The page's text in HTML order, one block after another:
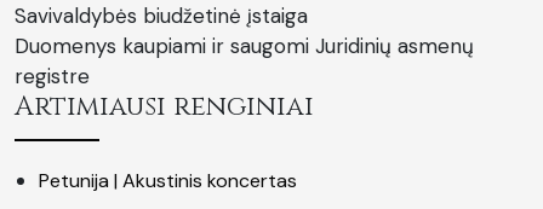
Savivaldybės biudžetinė įstaiga
Duomenys kaupiami ir saugomi Juridinių asmenų
registre
Artimiausi renginiai
Petunija | Akustinis koncertas